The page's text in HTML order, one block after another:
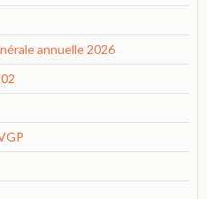
annuelle 2026